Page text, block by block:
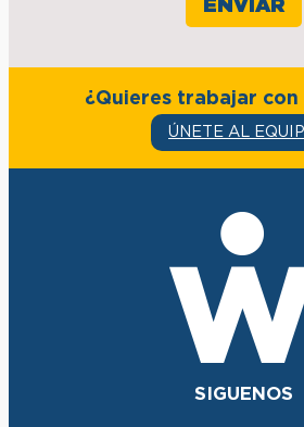
¿Quieres trabajar con
ÚNETE AL
SIGUENOS